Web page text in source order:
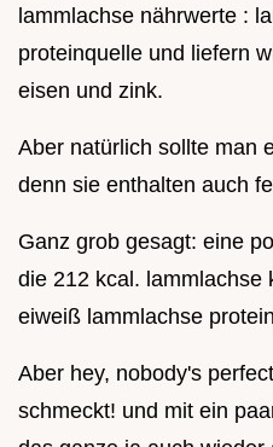
lammlachse nährwerte :
proteinquelle und liefern
eisen und zink.
Aber natürlich sollte man
denn sie enthalten auch
Ganz grob gesagt: eine
die 212 kcal. lammlachse
eiweiß lammlachse
Aber hey, nobody's
schmeckt! und mit ein